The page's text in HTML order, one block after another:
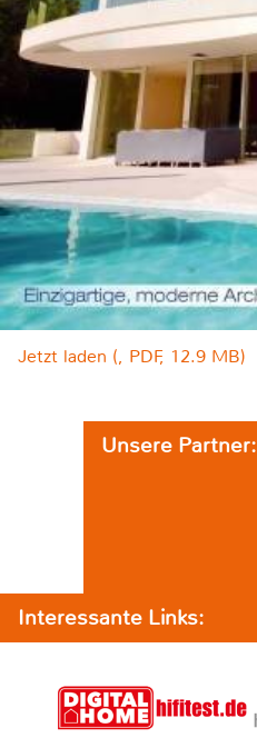
Jetzt laden (, PDF, 12.9 MB)
Unsere Partner:
Interessante Links: